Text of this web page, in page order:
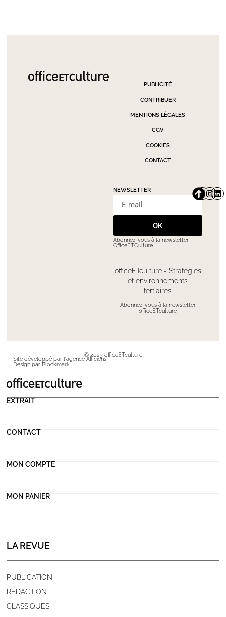
PUBLICITÉ
CONTRIBUER
MENTIONS LÉGALES
CGV
COOKIES
CONTACT
NEWSLETTER
OK
Abonnez-vous à la newsletter
OfficeETCulture
officeETculture - Stratégies
et environnements
tertiaires
Abonnez-vous à la newsletter
officeETculture
© 2023 officeETculture
Site développé par l'agence Afficiens
Design par Blockmark
EXTRAIT
CONTACT
MON COMPTE
MON PANIER
LA REVUE
PUBLICATION
RÉDACTION
CLASSIQUES